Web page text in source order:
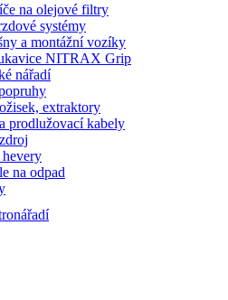
na olejové filtry
systémy
a montážní vozíky
NITRAX Grip
nářadí
extraktory
prodlužovací kabely
na odpad